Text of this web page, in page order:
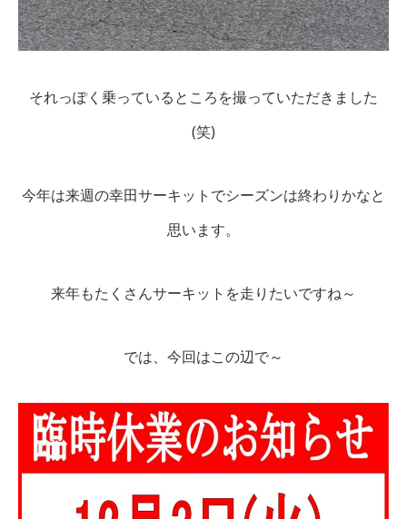
それっぽく乗っているところを撮っていただきました
(笑)
今年は来週の幸田サーキットでシーズンは終わりかなと
思います。
来年もたくさんサーキットを走りたいですね～
では、今回はこの辺で～